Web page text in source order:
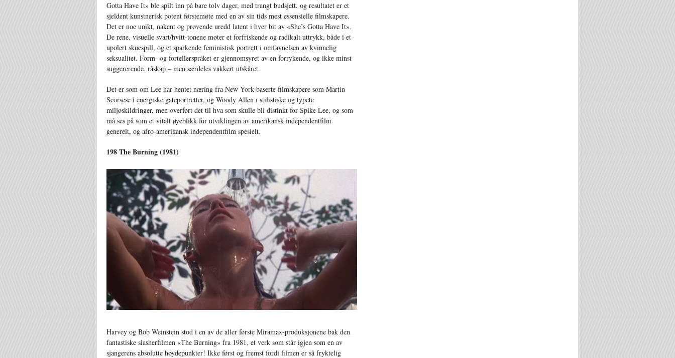
Gotta Have It» ble spilt inn på bare tolv dager, med trangt budsjett, og resultatet er et
sjeldent kunstnerisk potent førstemøte med en av sin tids mest essensielle filmskapere.
Det er noe unikt, nakent og prøvende uredd latent i hver bit av «She’s Gotta Have It».
De rene, visuelle svart/hvitt-tonene møter et forfriskende og radikalt uttrykk, både i et
upolert skuespill, og et sparkende feministisk portrett i omfavnelsen av kvinnelig
seksualitet. Form- og fortellerspråket er gjennomsyret av en forrykende, og ikke minst
suggererende, råskap – men særdeles vakkert utskåret.
Det er som om Lee har hentet næring fra New York-baserte filmskapere som Martin
Scorsese i energiske gateportretter, og Woody Allen i stilistiske og typete
miljøskildringer, men overført det til hva som skulle bli distinkt for Spike Lee, og som
må ses på som et vitalt øyeblikk for utviklingen av amerikansk independentfilm
generelt, og afro-amerikansk independentfilm spesielt.
198 The Burning (1981)
Harvey og Bob Weinstein stod i en av de aller første Miramax-produksjonene bak den
fantastiske slasherfilmen «The Burning» fra 1981, et verk som står igjen som en av
sjangerens absolutte høydepunkter! Ikke først og fremst fordi filmen er så fryktelig